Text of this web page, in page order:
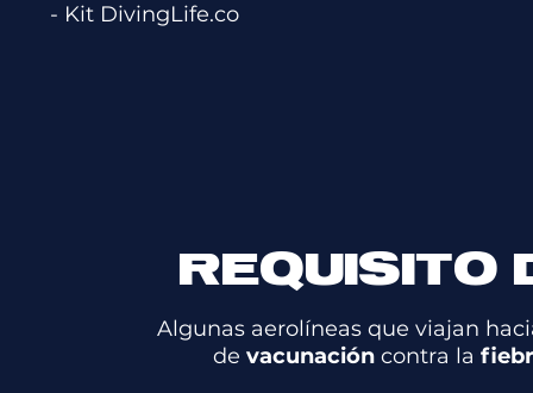
- Kit DivingLife.co
REQUISITO
Algunas aerolíneas que viajan
de vacunacióncontra la